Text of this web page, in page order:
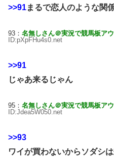
>>91まるで恋人のような関
93： 名無しさん＠実況で競馬板ア
ID:pXpFHu4s0.net
>>91
じゃあ来るじゃん
95： 名無しさん＠実況で競馬板ア
ID:Jdea5W050.net
>>93
ワイが買わないからソダシ